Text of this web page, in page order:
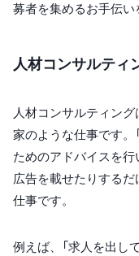
募者を集めるお手伝い
人材コンサルティ
人材コンサルティング
家のような仕事です。
ためのアドバイスを
広告を載せたりする
仕事です。
例えば、「求人を出し